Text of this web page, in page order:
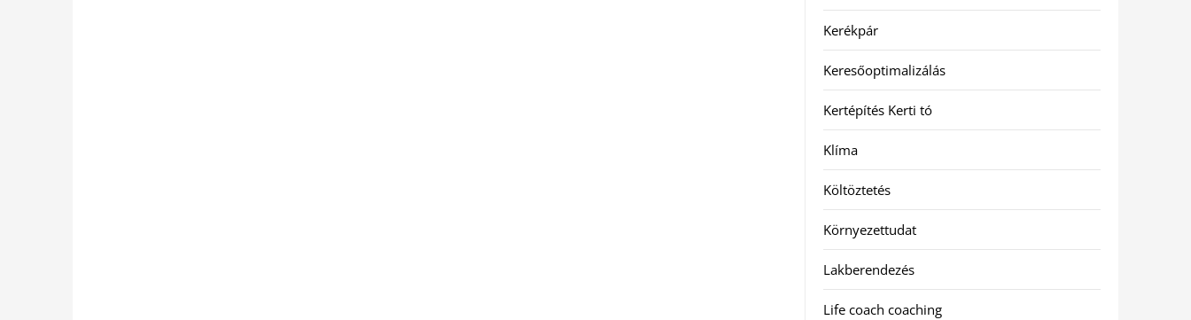
Kerékpár
Keresőoptimalizálás
Kertépítés Kerti tó
Klíma
Költöztetés
Környezettudat
Lakberendezés
Life coach coaching